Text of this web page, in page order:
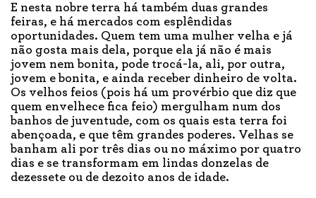
E nesta nobre terra há também duas grandes
feiras, e há mercados com esplêndidas
oportunidades. Quem tem uma mulher velha e já
não gosta mais dela, porque ela já não é mais
jovem nem bonita, pode trocá-la, ali, por outra,
jovem e bonita, e ainda receber dinheiro de volta.
Os velhos feios (pois há um provérbio que diz que
quem envelhece fica feio) mergulham num dos
banhos de juventude, com os quais esta terra foi
abençoada, e que têm grandes poderes. Velhas se
banham ali por três dias ou no máximo por quatro
dias e se transformam em lindas donzelas de
dezessete ou de dezoito anos de idade.